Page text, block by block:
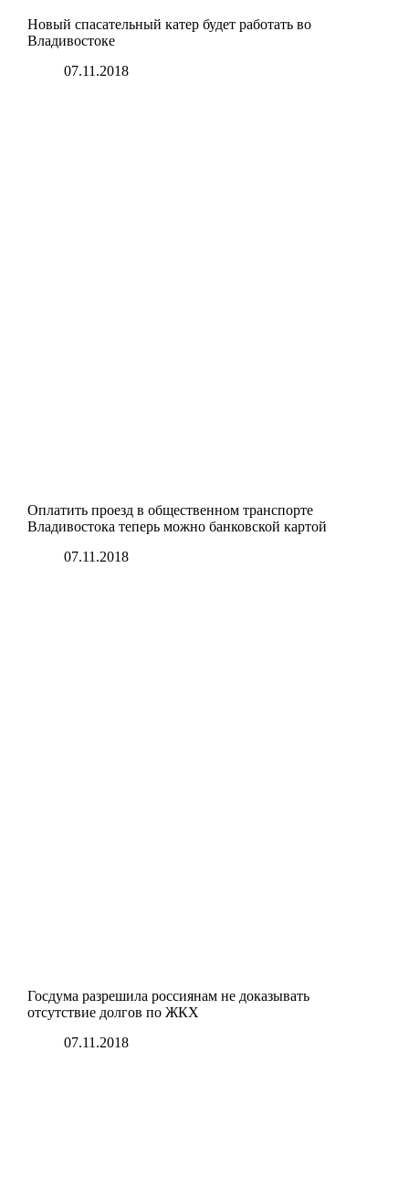
Новый спасательный катер будет работать во
Владивостоке
07.11.2018
Оплатить проезд в общественном транспорте
Владивостока теперь можно банковской картой
07.11.2018
Госдума разрешила россиянам не доказывать
отсутствие долгов по ЖКХ
07.11.2018